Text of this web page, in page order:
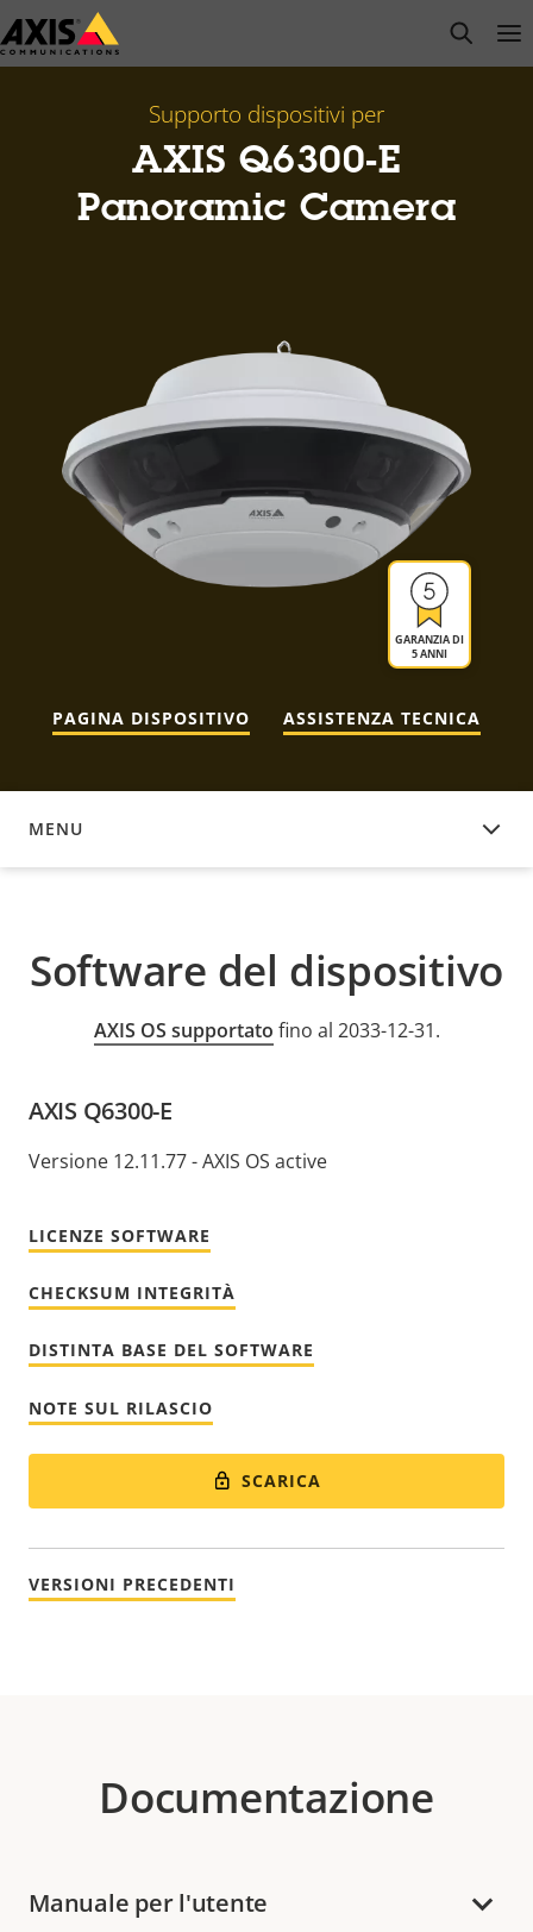
Salta
al
open
Supporto dispositivi per
AXIS Q6300-E
Panoramic Camera
GARANZIA DI
5 ANNI
PAGINA DISPOSITIVO ASSISTENZA TECNICA
MENU
SOFTWARE DEL DISPOSITIVO
Software del dispositivo
AXIS OS supportato fino al 2033-12-31.
AXIS Q6300-E
Versione 12.11.77 - AXIS OS active
LICENZE SOFTWARE
CHECKSUM INTEGRITÀ
DISTINTA BASE DEL SOFTWARE
NOTE SUL RILASCIO
SCARICA
VERSIONI PRECEDENTI
Documentazione
Manuale per l'utente